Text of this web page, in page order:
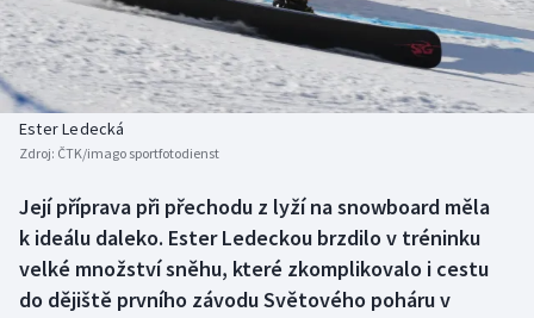
Basketbal
Biatlon
Boby a skeleton
Box
Curling
Historické návraty
Aplikace ČT sport
AZ kvíz
Ester Ledecká
Zdroj: ČTK/imago sportfotodienst
Její příprava při přechodu z lyží na snowboard měla
k ideálu daleko. Ester Ledeckou brzdilo v tréninku
velké množství sněhu, které zkomplikovalo i cestu
do dějiště prvního závodu Světového poháru v